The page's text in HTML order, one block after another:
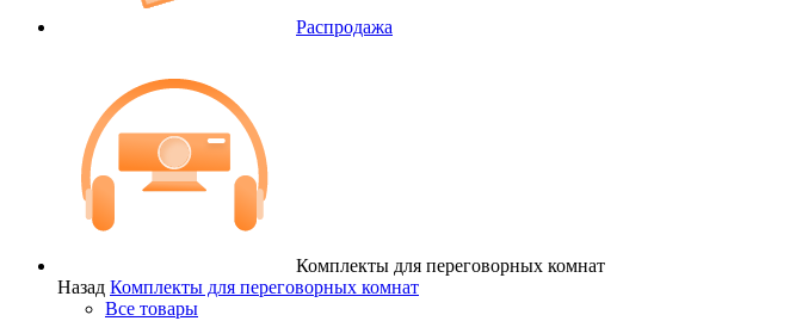
Распродажа
Комплекты для переговорных комнат
Назад Комплекты для переговорных комнат
Все товары